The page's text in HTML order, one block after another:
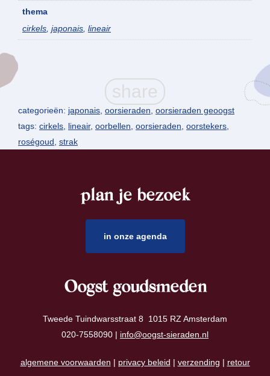
thema
cirkels, japonais, lineair
categorieën: japonais oorsieraden oorsieraden geoogst
tags: cirkels lineair, oorbellen oorsieraden oorstekers
roségoud strak
plan je bezoek
in onze agenda
Oogst goudsmeden
Tweede Tuindwarsstraat 8 1015 RZ Amsterdam
020-7558090 | info@oogst-sieraden.nl
algemene voorwaarden | privacy beleid | verzending | retour